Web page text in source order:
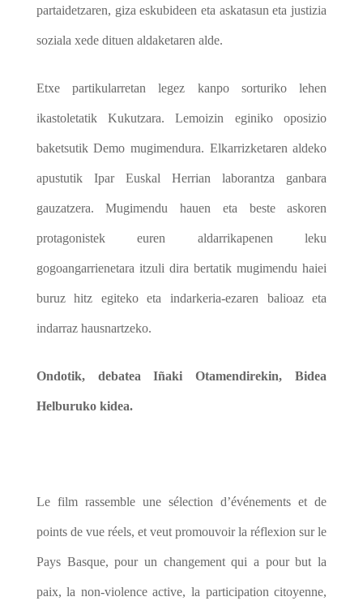
partaidetzaren, giza eskubideen eta askatasun eta justizia
soziala xede dituen aldaketaren alde.
Etxe partikularretan legez kanpo sorturiko lehen
ikastoletatik Kukutzara. Lemoizin eginiko oposizio
baketsutik Demo mugimendura. Elkarrizketaren aldeko
apustutik Ipar Euskal Herrian laborantza ganbara
gauzatzera. Mugimendu hauen eta beste askoren
protagonistek euren aldarrikapenen leku
gogoangarrienetara itzuli dira bertatik mugimendu haiei
buruz hitz egiteko eta indarkeria-ezaren balioaz eta
indarraz hausnartzeko.
Ondotik, debatea Iñaki Otamendirekin, Bidea
Helburuko kidea.
Le film rassemble une sélection d’événements et de
points de vue réels, et veut promouvoir la réflexion sur le
Pays Basque, pour un changement qui a pour but la
paix, la non-violence active, la participation citoyenne,